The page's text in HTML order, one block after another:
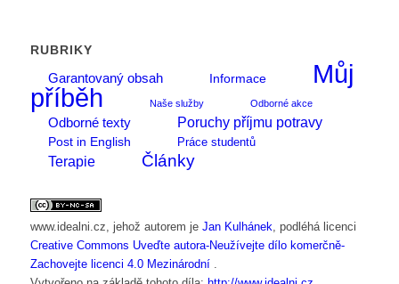
RUBRIKY
Garantovaný obsah
Informace
Můj
příběh
Naše služby Odborné akce
Odborné texty Poruchy příjmu potravy
Post in English Práce studentů
Terapie Články
www.idealni.cz , jehož autorem je Jan Kulhánek , podléhá licenci
Creative Commons Uveďte autora-Neužívejte dílo komerčně-
Zachovejte licenci 4.0 Mezinárodní